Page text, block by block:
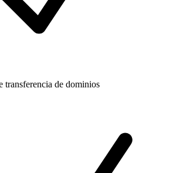
transferencia de dominios